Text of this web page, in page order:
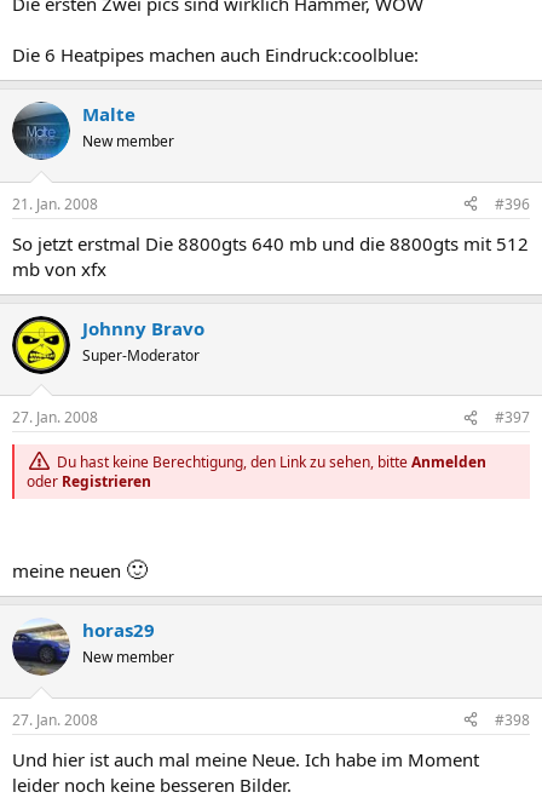
Die 6 Heatpipes machen auch Eindruck:coolblue:
Malte
New member
21. Jan. 2008 #396
So jetzt erstmal Die 8800gts 640 mb und die 8800gts mit 512
mb von xfx
Johnny Bravo
Super-Moderator
27. Jan. 2008 #397
Du hast keine Berechtigung, den Link zu sehen, bitteAnmelden
oder Registrieren
meine neuen 🙂
horas29
New member
27. Jan. 2008 #398
Und hier ist auch mal meine Neue. Ich habe im Moment
leider noch keine besseren Bilder.